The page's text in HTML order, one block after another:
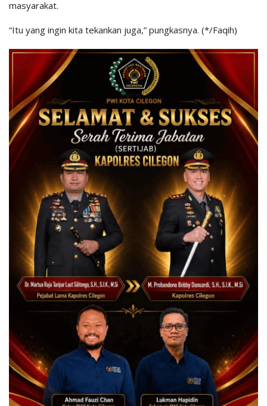
masyarakat.
“Itu yang ingin kita tekankan juga,” pungkasnya. (*/Faqih)